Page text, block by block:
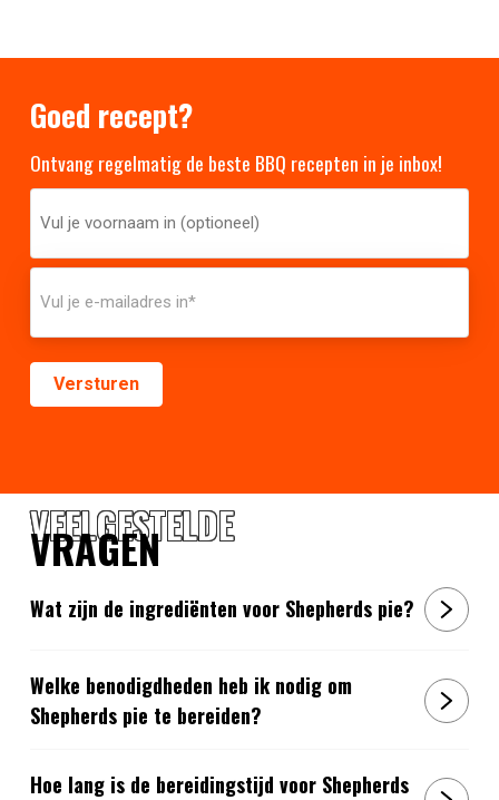
Goed recept?
Ontvang regelmatig de beste BBQ recepten in je inbox!
VEELGESTELDE
VRAGEN
Wat zijn de ingrediënten voor Shepherds pie?
Welke benodigdheden heb ik nodig om
Shepherds pie te bereiden?
Hoe lang is de bereidingstijd voor Shepherds